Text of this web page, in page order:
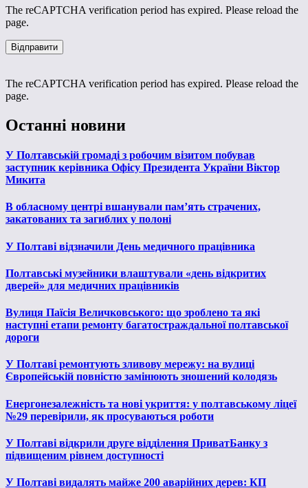
The reCAPTCHA verification period has expired. Please reload the
page.
The reCAPTCHA verification period has expired. Please reload the
page.
Останні новини
У Полтавській громаді з робочим візитом побував
заступник керівника Офісу Президента України Віктор
Микита
В обласному центрі вшанували пам’ять страчених,
закатованих та загиблих у полоні
У Полтаві відзначили День медичного працівника
Полтавські музейники влаштували «день відкритих
дверей» для медичних працівників
Вулиця Паїсія Величковського: що зроблено та які
наступні етапи ремонту багатостраждальної полтавської
дороги
У Полтаві ремонтують зливову мережу: на вулиці
Європейській повністю замінюють зношений колодязь
Енергонезалежність та нові укриття: у полтавському ліцеї
№29 перевірили, як просуваються роботи
У Полтаві відкрили друге відділення ПриватБанку з
підвищеним рівнем доступності
У Полтаві видалять майже 200 аварійних дерев: КП